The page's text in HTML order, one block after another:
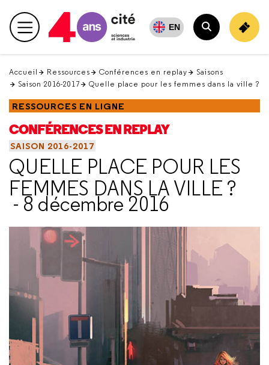
en
haut Menu principal EN
Rechercher
Accueil Ressources Conférences en replay
Saisons
Saison 2016-2017
Quelle place pour les femmes dans la ville ?
RESSOURCES EN LIGNE
CONFÉRENCES EN REPLAY
SAISON 2016-2017
QUELLE PLACE POUR LES
FEMMES DANS LA VILLE ?
- 8 décembre 2016